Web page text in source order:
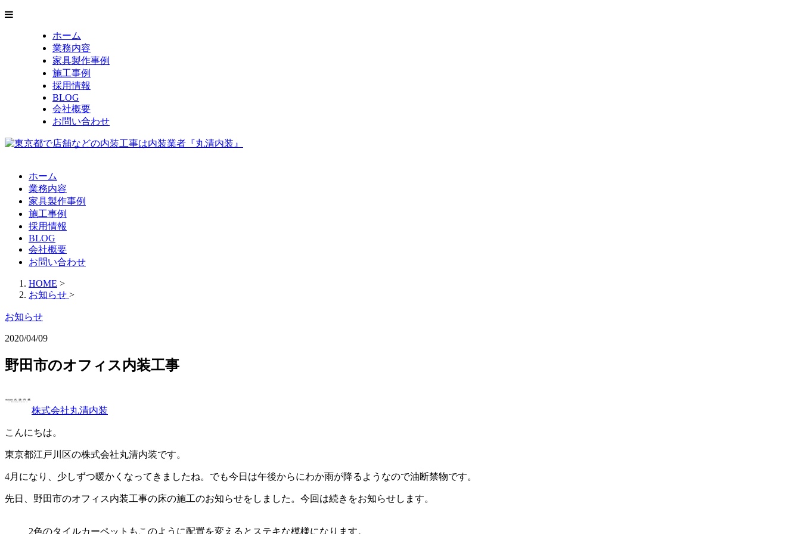
ホーム
業務内容
家具製作事例
施工事例
採用情報
BLOG
会社概要
お問い合わせ
ホーム
業務内容
家具製作事例
施工事例
採用情報
BLOG
会社概要
お問い合わせ
HOME >
お知らせ >
お知らせ
2020/04/09
野田市のオフィス内装工事
株式会社丸清内装
こんにちは。
東京都江戸川区の株式会社丸清内装です。
4月になり、少しずつ暖かくなってきましたね。でも今日は午後からにわか雨が降るようなので油断禁物です。
先日、野田市のオフィス内装工事の床の施工のお知らせをしました。今回は続きをお知らせします。
2色のタイルカーペットもこのように配置を変えるとステキな模様になります。